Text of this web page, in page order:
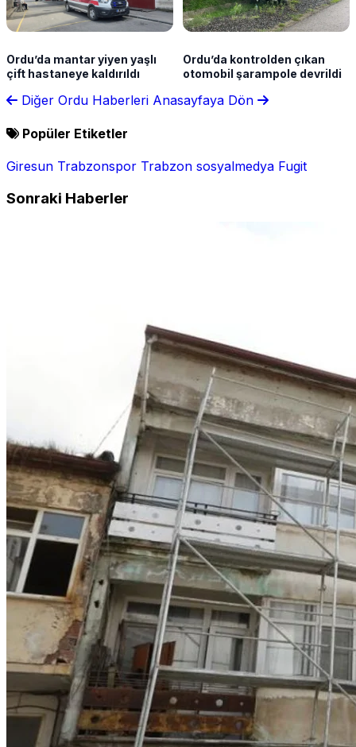
Ordu’da mantar yiyen yaşlı
çift hastaneye kaldırıldı
Ordu’da kontrolden çıkan
otomobil şarampole devrildi
Diğer Ordu Haberleri Anasayfaya Dön
Popüler Etiketler
Giresun Trabzonspor Trabzon sosyalmedya Fugit
Sonraki Haberler